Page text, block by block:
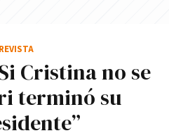
Cristina no se
terminó su